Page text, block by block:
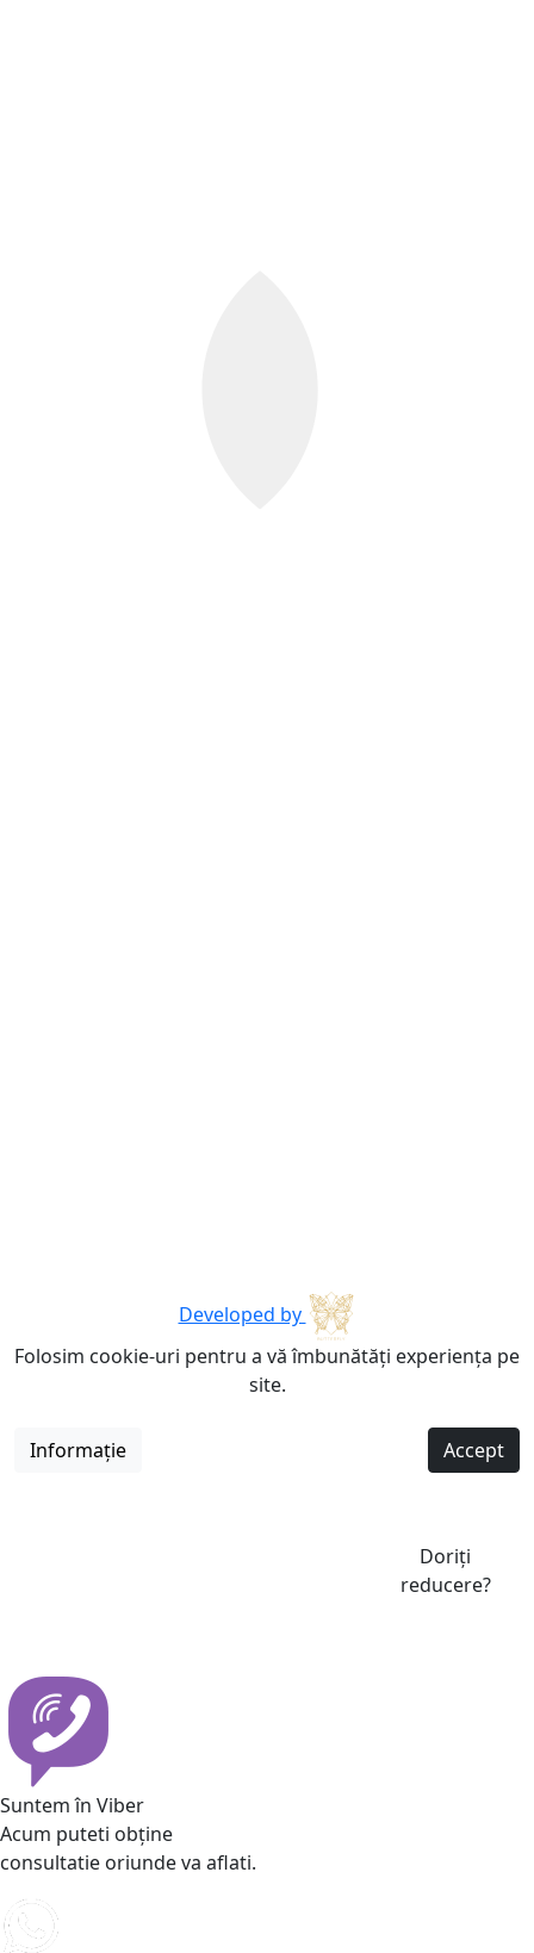
Developed by
Folosim cookie-uri pentru a vă îmbunătăți experiența pe
site.
Informație Accept
Doriți
reducere?
Suntem în Viber
Acum puteti obține
consultatie oriunde va aflati.